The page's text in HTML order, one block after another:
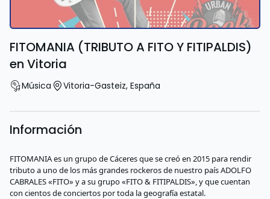
FITOMANIA (TRIBUTO A FITO Y FITIPALDIS)
en Vitoria
Música Vitoria-Gasteiz, España
Información
FITOMANIA es un grupo de Cáceres que se creó en 2015 para rendir
tributo a uno de los más grandes rockeros de nuestro país ADOLFO
CABRALES «FITO» y a su grupo «FITO & FITIPALDIS», y que cuentan
con cientos de conciertos por toda la geografía estatal.